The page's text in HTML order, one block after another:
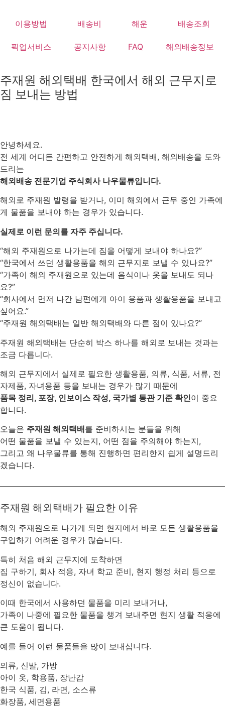
content
이용방법 배송비 해운 배송조회
픽업서비스 공지사항 FAQ 해외배송정보
주재원 해외택배 한국에서 해외 근무지로
짐 보내는 방법
안녕하세요.
전 세계 어디든 간편하고 안전하게 해외택배, 해외배송을 도와
드리는
해외배송 전문기업 주식회사 나우물류입니다.
해외로 주재원 발령을 받거나, 이미 해외에서 근무 중인 가족에
게 물품을 보내야 하는 경우가 있습니다.
실제로 이런 문의를 자주 주십니다.
“해외 주재원으로 나가는데 짐을 어떻게 보내야 하나요?”
“한국에서 쓰던 생활용품을 해외 근무지로 보낼 수 있나요?”
“가족이 해외 주재원으로 있는데 음식이나 옷을 보내도 되나
요?”
“회사에서 먼저 나간 남편에게 아이 용품과 생활용품을 보내고
싶어요.”
“주재원 해외택배는 일반 해외택배와 다른 점이 있나요?”
주재원 해외택배는 단순히 박스 하나를 해외로 보내는 것과는
조금 다릅니다.
해외 근무지에서 실제로 필요한 생활용품, 의류, 식품, 서류, 전
자제품, 자녀용품 등을 보내는 경우가 많기 때문에
품목 정리, 포장, 인보이스 작성, 국가별 통관 기준 확인이 중요
합니다.
오늘은 주재원 해외택배를 준비하시는 분들을 위해
어떤 물품을 보낼 수 있는지, 어떤 점을 주의해야 하는지,
그리고 왜 나우물류를 통해 진행하면 편리한지 쉽게 설명드리
겠습니다.
주재원 해외택배가 필요한 이유
해외 주재원으로 나가게 되면 현지에서 바로 모든 생활용품을
구입하기 어려운 경우가 많습니다.
특히 처음 해외 근무지에 도착하면
집 구하기, 회사 적응, 자녀 학교 준비, 현지 행정 처리 등으로
정신이 없습니다.
이때 한국에서 사용하던 물품을 미리 보내거나,
가족이 나중에 필요한 물품을 챙겨 보내주면 현지 생활 적응에
큰 도움이 됩니다.
예를 들어 이런 물품들을 많이 보내십니다.
의류, 신발, 가방
아이 옷, 학용품, 장난감
한국 식품, 김, 라면, 소스류
화장품, 세면용품